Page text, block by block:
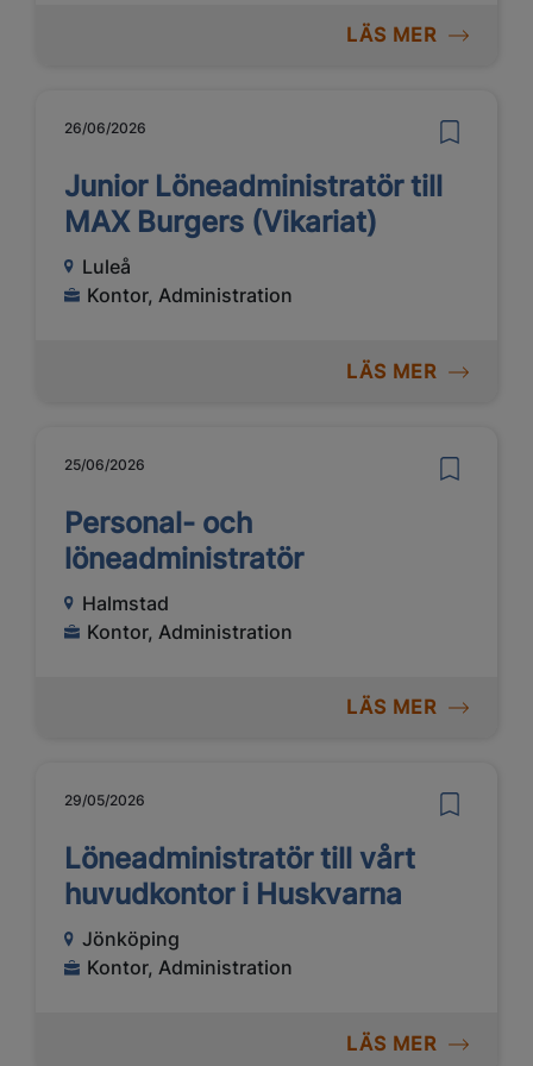
LÄS MER
26/06/2026
Junior Löneadministratör till
MAX Burgers (Vikariat)
Luleå
Kontor, Administration
LÄS MER
25/06/2026
Personal- och
löneadministratör
Halmstad
Kontor, Administration
LÄS MER
29/05/2026
Löneadministratör till vårt
huvudkontor i Huskvarna
Jönköping
Kontor, Administration
LÄS MER